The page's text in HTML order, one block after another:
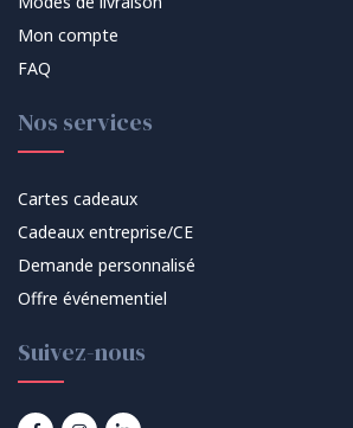
Mon compte
FAQ
Nos services
Cartes cadeaux
Cadeaux entreprise/CE
Demande personnalisé
Offre événementiel
Suivez-nous